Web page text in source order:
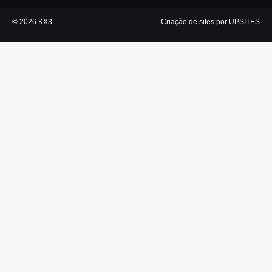
© 2026 KX3 Criação de sites por UPSITES